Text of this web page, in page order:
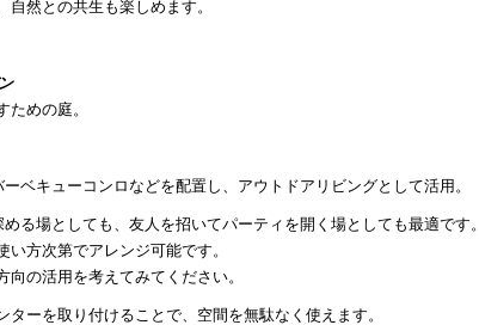
然との共生も楽しめます。
めの庭。
ベキューコンロなどを配置し、アウトドアリビングとして活用。
る場としても、友人を招いてパーティを開く場としても最適です。
方次第でアレンジ可能です。
の活用を考えてみてください。
ーを取り付けることで、空間を無駄なく使えます。